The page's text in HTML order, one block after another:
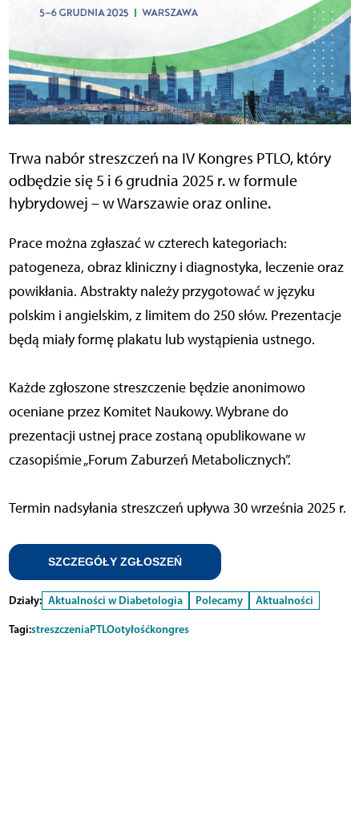
Trwa nabór streszczeń na IV Kongres PTLO, który
odbędzie się 5 i 6 grudnia 2025 r. w formule
hybrydowej – w Warszawie oraz online.
Prace można zgłaszać w czterech kategoriach:
patogeneza, obraz kliniczny i diagnostyka, leczenie oraz
powikłania. Abstrakty należy przygotować w języku
polskim i angielskim, z limitem do 250 słów. Prezentacje
będą miały formę plakatu lub wystąpienia ustnego.
Każde zgłoszone streszczenie będzie anonimowo
oceniane przez Komitet Naukowy. Wybrane do
prezentacji ustnej prace zostaną opublikowane w
czasopiśmie „Forum Zaburzeń Metabolicznych”.
Termin nadsyłania streszczeń upływa 30 września 2025 r.
SZCZEGÓŁY ZGŁOSZEŃ
Działy: Aktualności w Diabetologia Polecamy
Aktualności
Tagi:streszczeniaPTLOotyłośćkongres